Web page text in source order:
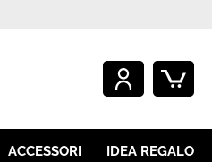
Se non sei ancora registrato sul
ACCESSORI IDEA REGALO